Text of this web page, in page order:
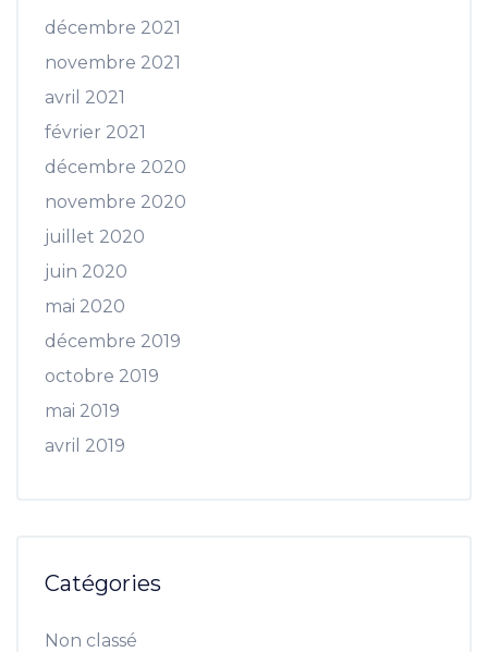
décembre 2021
novembre 2021
avril 2021
février 2021
décembre 2020
novembre 2020
juillet 2020
juin 2020
mai 2020
décembre 2019
octobre 2019
mai 2019
avril 2019
Catégories
Non classé